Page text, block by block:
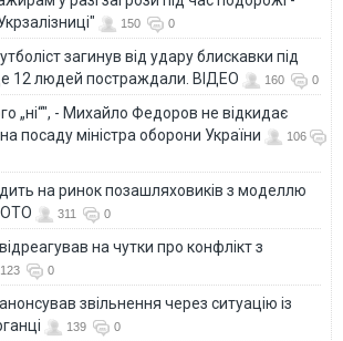
150 0
загинув від удару блискавки під
12 людей постраждали. ВІДЕО
160 0
„ні“", - Михайло Федоров не відкидає
посаду міністра оборони України
106
на ринок позашляховиків з моделлю
311 0
на чутки про конфлікт з
123 0
звільнення через ситуацію із
139 0